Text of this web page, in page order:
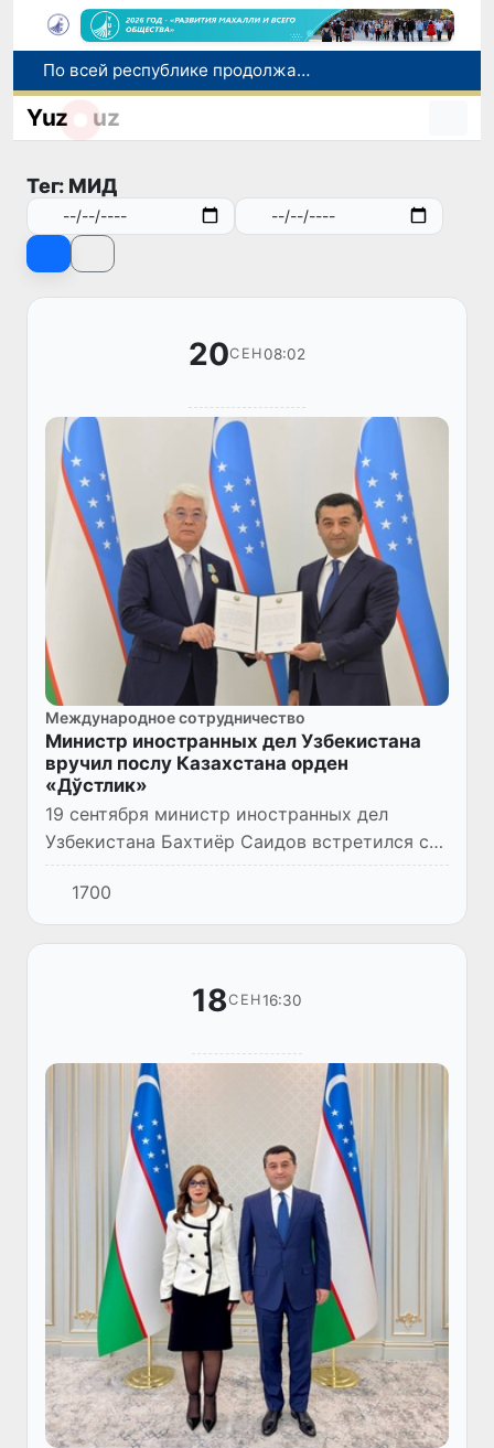
По всей республике продолжаются мероприятия в рамках акции «Актуальные 40 дней»
Оказавшийся в сложной ситуации в Германии соотечественник возвращен в Узбекистан
В Сенате состоялась встреча с представителем Госдепартамента США
Yuz uz
Тег: МИД
20СЕН08:02
Международное сотрудничество
Министр иностранных дел Узбекистана
вручил послу Казахстана орден
«Дўстлик»
19 сентября министр иностранных дел
Узбекистана Бахтиёр Саидов встретился с
Чрезвычайным и Полномочным Послом
Казахстана Бейбутом Атамкуловым.
1700
18СЕН16:30